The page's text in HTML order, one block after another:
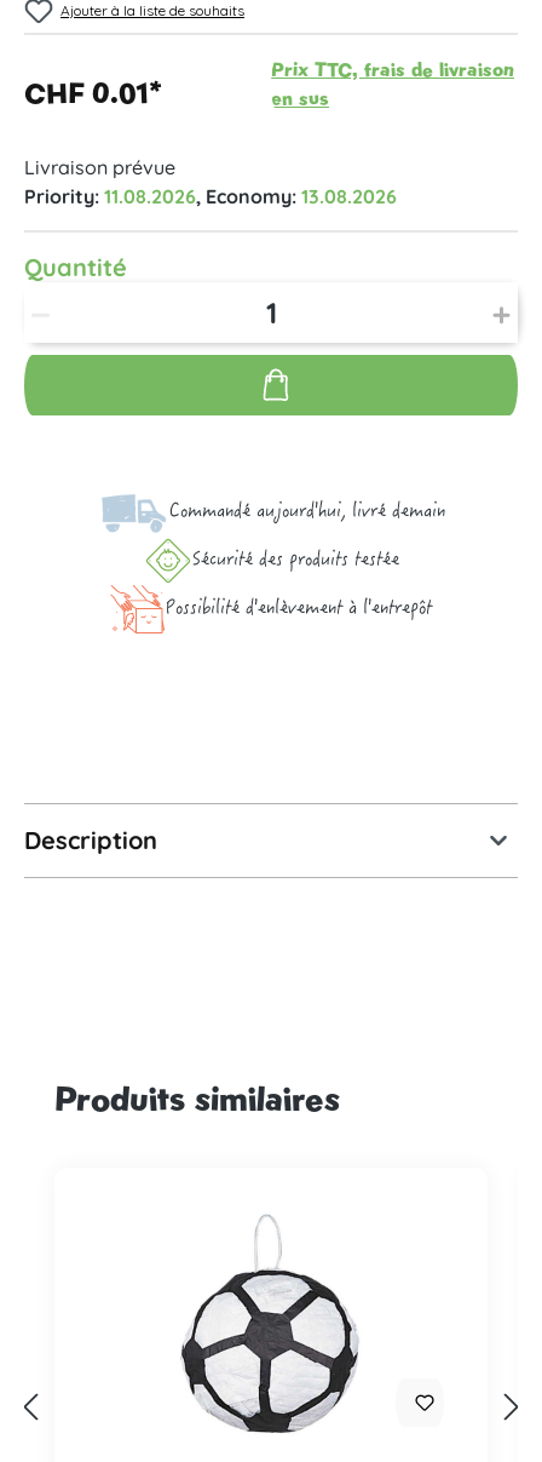
Ajouter à la liste de souhaits
CHF 0.01*
Prix TTC, frais de livraison
en sus
Livraison prévue
Priority: 11.08.2026, Economy: 13.08.2026
Quantité
Commandé aujourd'hui, livré demain
Sécurité des produits testée
Possibilité d'enlèvement à l'entrepôt
Description
Ignorer la galerie de produits
Produits similaires